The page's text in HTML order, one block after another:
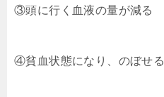
③頭に行く血液の量が減る
④貧血状態になり、のぼせる